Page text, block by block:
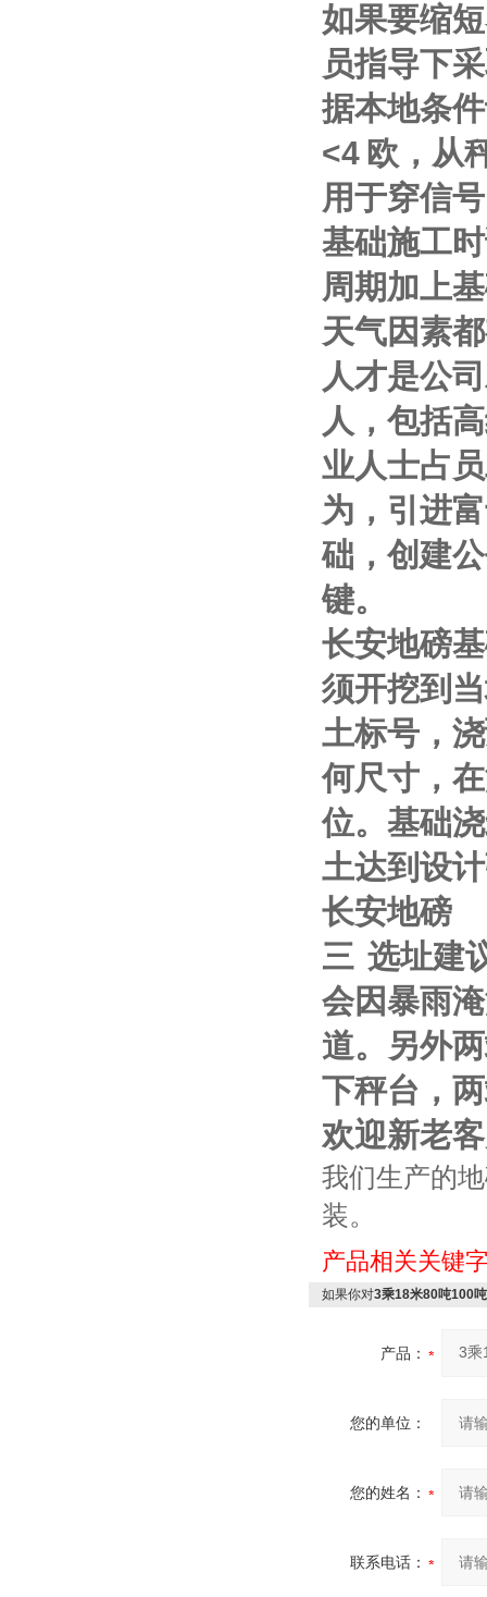
如果要缩
员指导下
据本地条
<4 欧，从
用于穿信
基础施工
周期加上
天气因素
人才是公
人，包括
业人士占
为，引进
础，创建
键。
长安地磅
须开挖到
土标号，
何尺寸，
位。基础
土达到设
长安地磅
三 选址建
会因暴雨
道。另外
下秤台，
欢迎新老
我们生产的
装。
产品相关关键
如果你对3乘18米80吨100
产品：
您的单位：
您的姓名：
联系电话：